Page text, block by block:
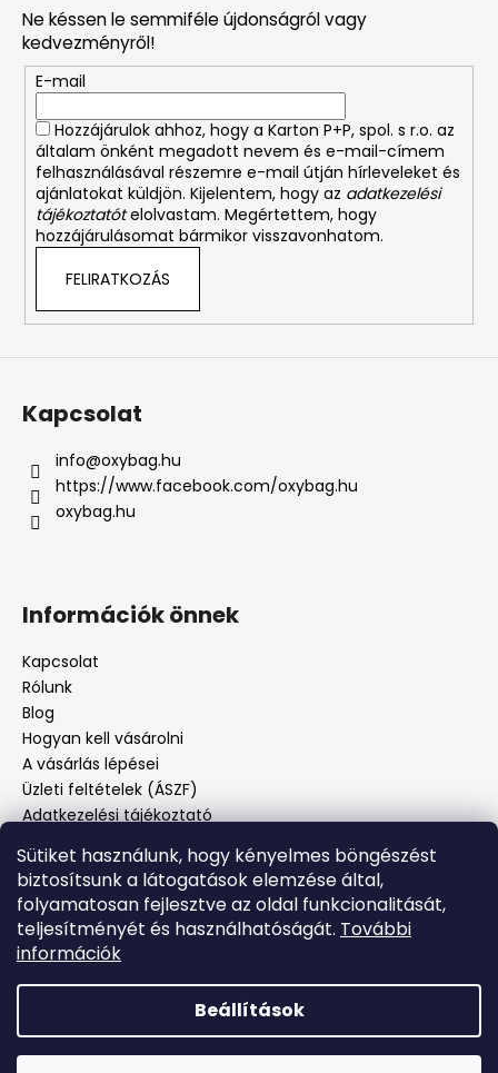
Sütiket használunk, hogy kényelmes böngészést
biztosítsunk a látogatások elemzése által,
folyamatosan fejlesztve az oldal funkcionalitását,
teljesítményét és használhatóságát. További
információk
Beállítások
Ne késsen le semmiféle újdonságról vagy
kedvezményről!
E-mail
Hozzájárulok ahhoz, hogy a Karton P+P, spol. s r.o. az
általam önként megadott nevem és e-mail-címem
felhasználásával részemre e-mail útján hírleveleket és
ajánlatokat küldjön. Kijelentem, hogy az adatkezelési
tájékoztatótelolvastam. Megértettem, hogy
hozzájárulásomat bármikor visszavonhatom.
FELIRATKOZÁS
Kapcsolat
info@oxybag.hu
https://www.facebook.com/oxybag.hu
oxybag.hu
Információk önnek
Kapcsolat
Rólunk
Blog
Hogyan kell vásárolni
A vásárlás lépései
Üzleti feltételek (ÁSZF)
Adatkezelési tájékoztató
Panaszjelenté
Facebook